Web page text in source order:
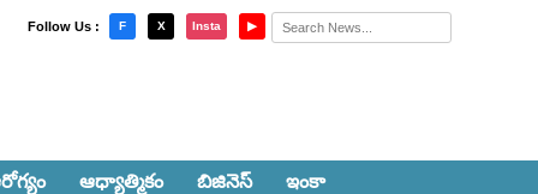
Follow Us : F X Insta ▶
ఆధ్యాత్మికం బిజినెస్ ఇంకా